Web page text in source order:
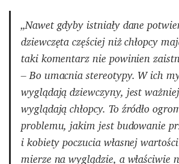
„Nawet gdyby istniały dane
dziewczęta częściej niż chłopcy
taki komentarz nie powinien
– Bo umacnia stereotypy. W ich
wyglądają dziewczyny, jest
wyglądają chłopcy. To źródło
problemu, jakim jest budowanie
i kobiety poczucia własnej
mierze na wyglądzie, a